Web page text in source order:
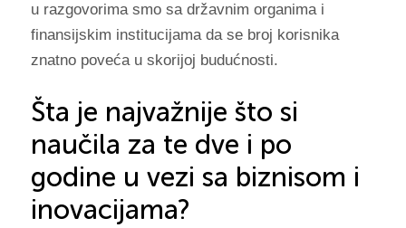
u razgovorima smo sa državnim organima i
finansijskim institucijama da se broj korisnika
znatno poveća u skorijoj budućnosti.
Šta je najvažnije što si
naučila za te dve i po
godine u vezi sa biznisom i
inovacijama?